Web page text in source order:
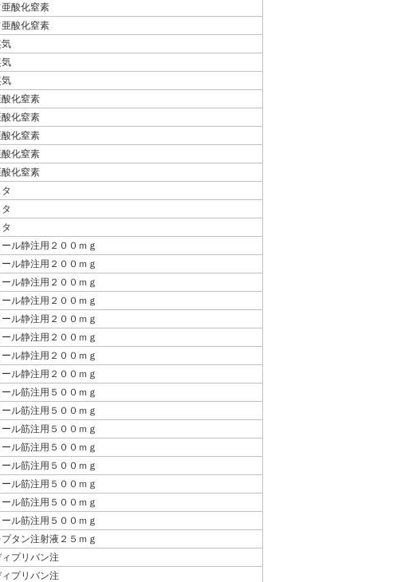
酸化窒素
酸化窒素
化窒素
化窒素
化窒素
化窒素
化窒素
ル静注用２００ｍｇ
ル静注用２００ｍｇ
ル静注用２００ｍｇ
ル静注用２００ｍｇ
ル静注用２００ｍｇ
ル静注用２００ｍｇ
ル静注用２００ｍｇ
ル静注用２００ｍｇ
ル筋注用５００ｍｇ
ル筋注用５００ｍｇ
ル筋注用５００ｍｇ
ル筋注用５００ｍｇ
ル筋注用５００ｍｇ
ル筋注用５００ｍｇ
ル筋注用５００ｍｇ
ル筋注用５００ｍｇ
プタン注射液２５ｍｇ
ィプリバン注
ィプリバン注